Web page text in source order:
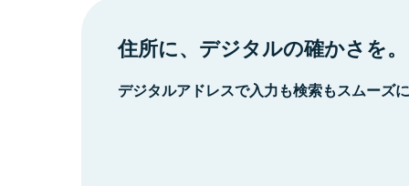
住所に、デジタルの確かさを。
デジタルアドレスで入力も検索もスムーズ